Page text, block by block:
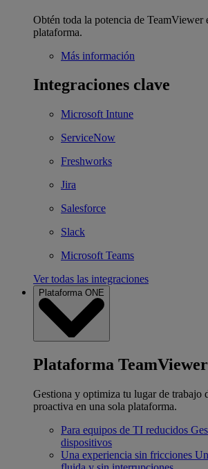
Obtén toda la potencia de TeamViewer
plataforma.
Más información
Integraciones clave
Microsoft Intune
ServiceNow
Freshworks
Jira
Salesforce
Slack
Microsoft Teams
Ver todas las integraciones
Plataforma ONE
Plataforma
Gestiona y optimiza tu lugar de trabajo
proactiva en una sola plataforma.
Para equipos de TI reducidos
dispositivos
Una experiencia sin fricciones